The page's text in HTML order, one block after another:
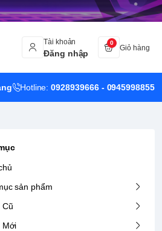
Tài khoản
Đăng nhập
0
Giỏ hàng
Hotline:0928939666 - 0945998855
sản phẩm
Cũ
Mới